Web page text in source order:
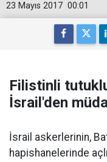
00:01
23 Mayıs 2017
Filistinli
İsrail'den
İsrail askerlerinin,
hapishanelerinde